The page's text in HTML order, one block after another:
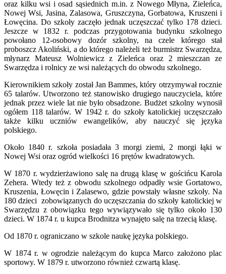
oraz kilku wsi i osad sąsiednich m.in. z Nowego Młyna, Zieleńca,
Nowej Wsi, Jasina, Zalasowa, Gruszczyna, Gorbatowa, Kruszeni i
Łowęcina. Do szkoły zaczęło jednak uczęszczać tylko 178 dzieci.
Jeszcze w 1832 r. podczas przygotowania budynku szkolnego
powołano 12-osobowy dozór szkolny, na czele którego stał
proboszcz Akoliński, a do którego należeli też burmistrz Swarzędza,
młynarz Mateusz Wolniewicz z Zieleńca oraz 2 mieszczan ze
Swarzędza i rolnicy ze wsi należących do obwodu szkolnego.
Kierownikiem szkoły został Jan Bammes, który otrzymywał rocznie
65 talarów. Utworzono też stanowisko drugiego nauczyciela, które
jednak przez wiele lat nie było obsadzone. Budżet szkolny wynosił
ogółem 118 talarów. W 1942 r. do szkoły katolickiej uczęszczało
także kilku uczniów ewangelików, aby nauczyć się języka
polskiego.
Około 1840 r. szkoła posiadała 3 morgi ziemi, 2 morgi łąki w
Nowej Wsi oraz ogród wielkości 16 prętów kwadratowych.
W 1870 r. wydzierżawiono salę na drugą klasę w gościńcu Karola
Zehera. Wtedy też z obwodu szkolnego odpadły wsie Gortatowo,
Kruszenia, Łowęcin i Zalasewo, gdzie powstały własne szkoły. Na
180 dzieci zobowiązanych do uczęszczania do szkoły katolickiej w
Swarzędzu z obowiązku tego wywiązywało się tylko około 130
dzieci. W 1874 r. u kupca Brodnitza wynajęto salę na trzecią klasę.
Od 1870 r. ograniczano w szkole naukę języka polskiego.
W 1874 r. w ogrodzie należącym do kupca Marco założono plac
sportowy. W 1879 r. utworzono również czwartą klasę.